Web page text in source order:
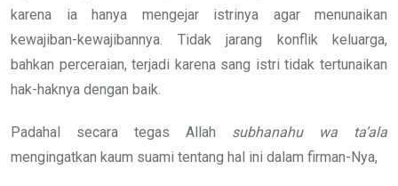
karena ia hanya mengejar istrinya agar menunaikan
kewajiban-kewajibannya. Tidak jarang konflik keluarga,
bahkan perceraian, terjadi karena sang istri tidak tertunaikan
hak-haknya dengan baik.
Padahal secara tegas Allah subhanahu wa ta’ala
mengingatkan kaum suami tentang hal ini dalam firman-Nya,